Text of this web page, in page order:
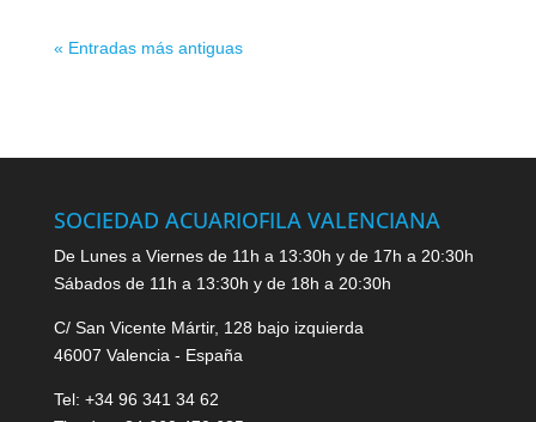
« Entradas más antiguas
SOCIEDAD ACUARIOFILA VALENCIANA
De Lunes a Viernes de 11h a 13:30h y de 17h a 20:30h
Sábados de 11h a 13:30h y de 18h a 20:30h
C/ San Vicente Mártir, 128 bajo izquierda
46007 Valencia - España
Tel: +34 96 341 34 62